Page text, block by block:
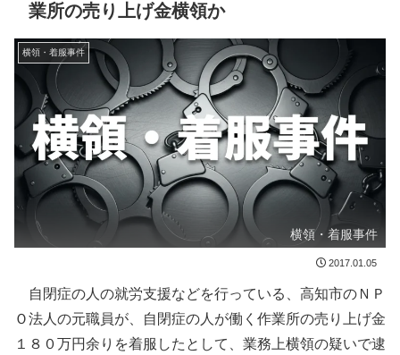
業所の売り上げ金横領か
横領・着服事件
横領・着服事件
2017.01.05
自閉症の人の就労支援などを行っている、高知市のＮＰ
Ｏ法人の元職員が、自閉症の人が働く作業所の売り上げ金
１８０万円余りを着服したとして、業務上横領の疑いで逮